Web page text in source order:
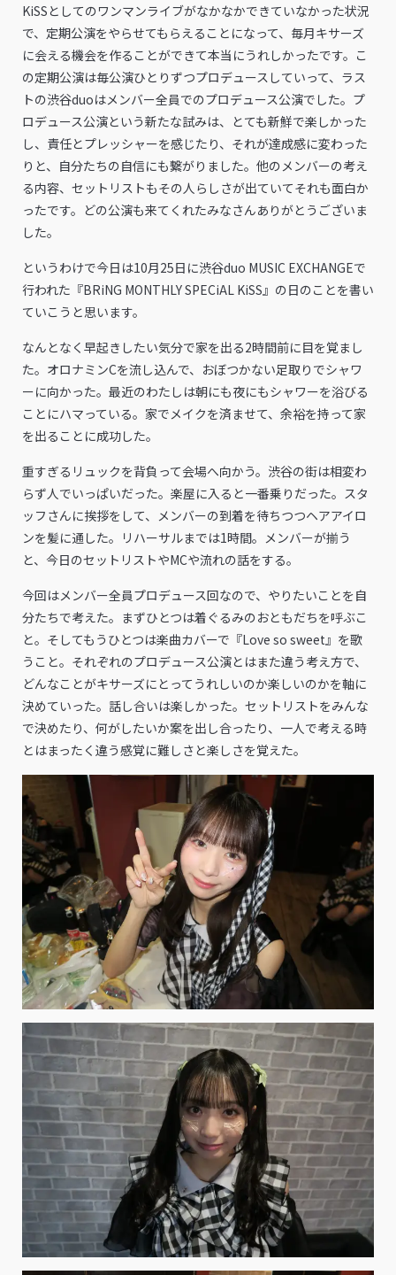
KiSSとしてのワンマンライブがなかなかできていなかった状況
で、定期公演をやらせてもらえることになって、毎月キサーズ
に会える機会を作ることができて本当にうれしかったです。こ
の定期公演は毎公演ひとりずつプロデュースしていって、ラス
トの渋谷duoはメンバー全員でのプロデュース公演でした。プ
ロデュース公演という新たな試みは、とても新鮮で楽しかった
し、責任とプレッシャーを感じたり、それが達成感に変わった
りと、自分たちの自信にも繋がりました。他のメンバーの考え
る内容、セットリストもその人らしさが出ていてそれも面白か
ったです。どの公演も来てくれたみなさんありがとうございま
した。
というわけで今日は10月25日に渋谷duo MUSIC EXCHANGEで
行われた『BRiNG MONTHLY SPECiAL KiSS』の日のことを書い
ていこうと思います。
なんとなく早起きしたい気分で家を出る2時間前に目を覚まし
た。オロナミンCを流し込んで、おぼつかない足取りでシャワ
ーに向かった。最近のわたしは朝にも夜にもシャワーを浴びる
ことにハマっている。家でメイクを済ませて、余裕を持って家
を出ることに成功した。
重すぎるリュックを背負って会場へ向かう。渋谷の街は相変わ
らず人でいっぱいだった。楽屋に入ると一番乗りだった。スタ
ッフさんに挨拶をして、メンバーの到着を待ちつつヘアアイロ
ンを髪に通した。リハーサルまでは1時間。メンバーが揃う
と、今日のセットリストやMCや流れの話をする。
今回はメンバー全員プロデュース回なので、やりたいことを自
分たちで考えた。まずひとつは着ぐるみのおともだちを呼ぶこ
と。そしてもうひとつは楽曲カバーで『Love so sweet』を歌
うこと。それぞれのプロデュース公演とはまた違う考え方で、
どんなことがキサーズにとってうれしいのか楽しいのかを軸に
決めていった。話し合いは楽しかった。セットリストをみんな
で決めたり、何がしたいか案を出し合ったり、一人で考える時
とはまったく違う感覚に難しさと楽しさを覚えた。